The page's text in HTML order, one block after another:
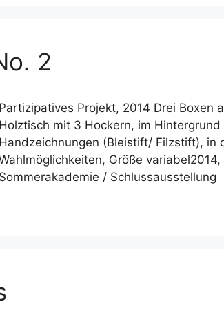
2
Partizipatives Projekt, 2014 Drei Boxen
Holztisch mit 3 Hockern, im
Handzeichnungen (Bleistift/ Filzstift), in
Größe
Sommerakademie / Schlussausstellung